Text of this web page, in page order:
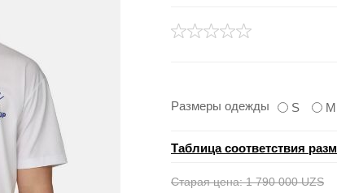
Размеры одежды S M
Таблица соответствия
Старая цена: 1 790 000 UZS